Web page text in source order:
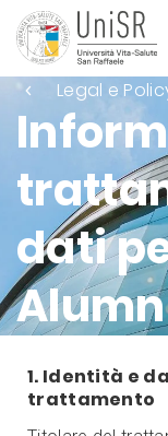
Legal e
dati
1. Identità e
trattamento